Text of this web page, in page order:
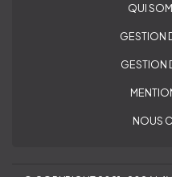
QUI
GESTION
GESTION
NOUS